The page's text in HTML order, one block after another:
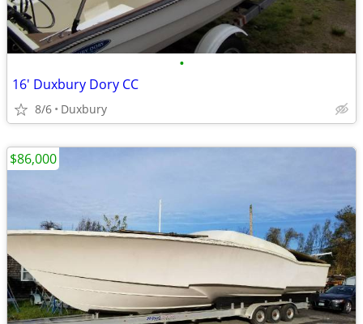
•
16' Duxbury Dory CC
8/6 Duxbury
$86,000